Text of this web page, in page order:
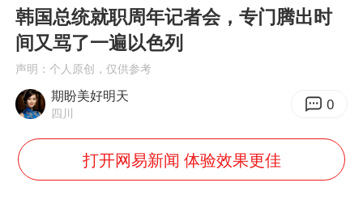
U17国足点球大战淘汰河床晋级决赛
百花奖开幕式
胡彦斌获《歌手2026》歌王
名创优品回应女子吐槽内裤质量差
韩国总统就职周年记者会，专门腾出时
间又骂了一遍以色列
声明：个人原创，仅供参考
期盼美好明天
四川 0
打开网易新闻 体验效果更佳